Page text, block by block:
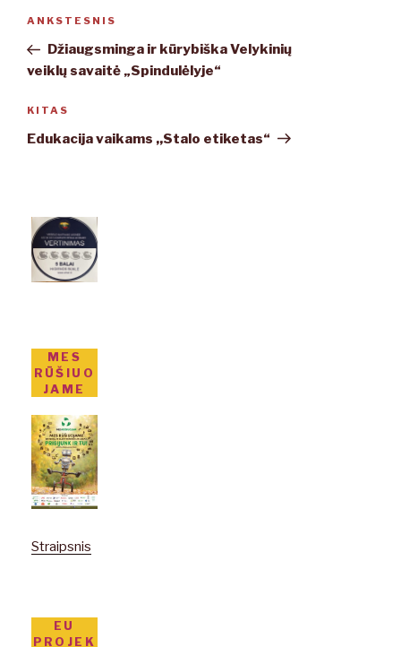
Navigacija
įrašų
Ankstesnis
įrašas
ANKSTESNIS
Džiaugsminga ir kūrybiška Velykinių
veiklų savaitė „Spindulėlyje“
Kitas
įrašas
KITAS
Edukacija vaikams ,,Stalo etiketas“
MES
RŪŠIUO
JAME
Straipsnis
EU
PROJEK